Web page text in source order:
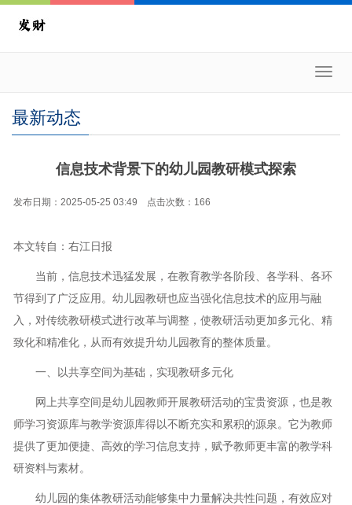
最新动态
信息技术背景下的幼儿园教研模式探索
发布日期：2025-05-25 03:49 点击次数：166
本文转自：右江日报
当前，信息技术迅猛发展，在教育教学各阶段、各学科、各环
节得到了广泛应用。幼儿园教研也应当强化信息技术的应用与融
入，对传统教研模式进行改革与调整，使教研活动更加多元化、精
致化和精准化，从而有效提升幼儿园教育的整体质量。
一、以共享空间为基础，实现教研多元化
网上共享空间是幼儿园教师开展教研活动的宝贵资源，也是教
师学习资源库与教学资源库得以不断充实和累积的源泉。它为教师
提供了更加便捷、高效的学习信息支持，赋予教师更丰富的教学科
研资料与素材。
幼儿园的集体教研活动能够集中力量解决共性问题，有效应对